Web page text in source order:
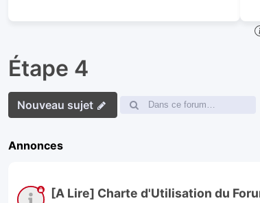
Étape 4
Nouveau sujet
Annonces
[A Lire] Charte d'Utilisation du